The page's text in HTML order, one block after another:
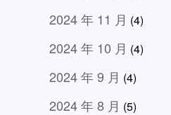
2024 年 11 月 (4)
2024 年 10 月 (4)
2024 年 9 月 (4)
2024 年 8 月 (5)